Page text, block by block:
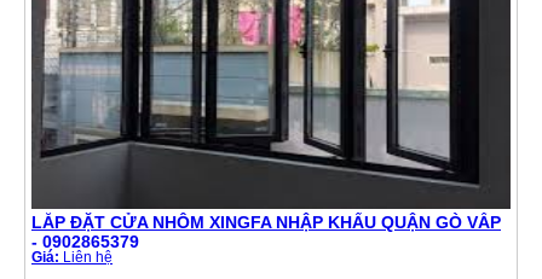
LẮP ĐẶT CỬA NHÔM XINGFA NHẬP KHẨU QUẬN GÒ VẤP
- 0902865379
Giá: Liên hệ